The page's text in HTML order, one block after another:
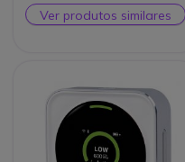
Ver produtos similares